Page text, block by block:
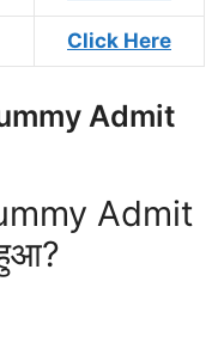
Click Here
Admit
Admit